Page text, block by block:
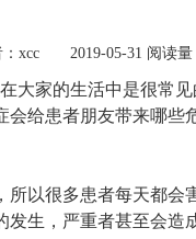
：xcc 2019-05-31 阅读量
家的生活中是很常见
给患者朋友带来哪些
以很多患者每天都会
生，严重者甚至会造